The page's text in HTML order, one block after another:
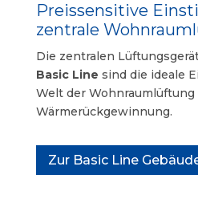
Preissensitive
zentrale
Die zentralen
Basic Line sind die ideale
Welt der
Wärmerückgewinnung.
Zur Basic Line